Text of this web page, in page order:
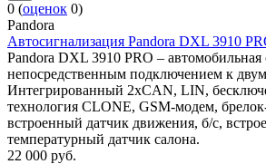
0 (оценок 0)
Pandora
Автосигнализация Pandora DXL 3910
Pandora DXL 3910 PRO – автомобильная
непосредственным подключением к
Интегрированный 2хCAN, LIN,
технология CLONE, GSM-модем,
встроенный датчик движения, б/c,
температурный датчик салона.
22 000 руб.